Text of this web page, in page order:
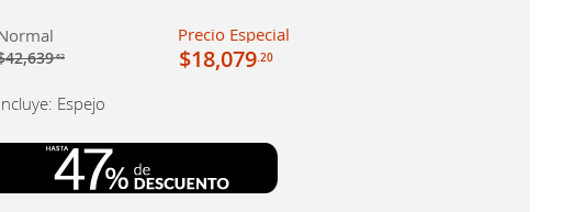
.62
Precio Especial
$18,079.20
Espejo